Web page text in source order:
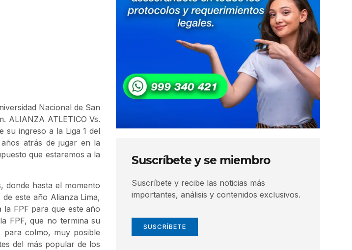
Nacional de San
ALIANZA ATLETICO Vs.
su ingreso a la Liga 1 del
atrás de jugar en la
que estaremos a la
donde hasta el momento
este año Alianza Lima,
FPF para que este año
FPF, que no termina su
colmo, muy posible
del más popular de los
Suscríbete y se miembro
Suscríbete y recibe las noticias más
importantes, análisis y contenidos exclusivos.
SUSCRÍBETE